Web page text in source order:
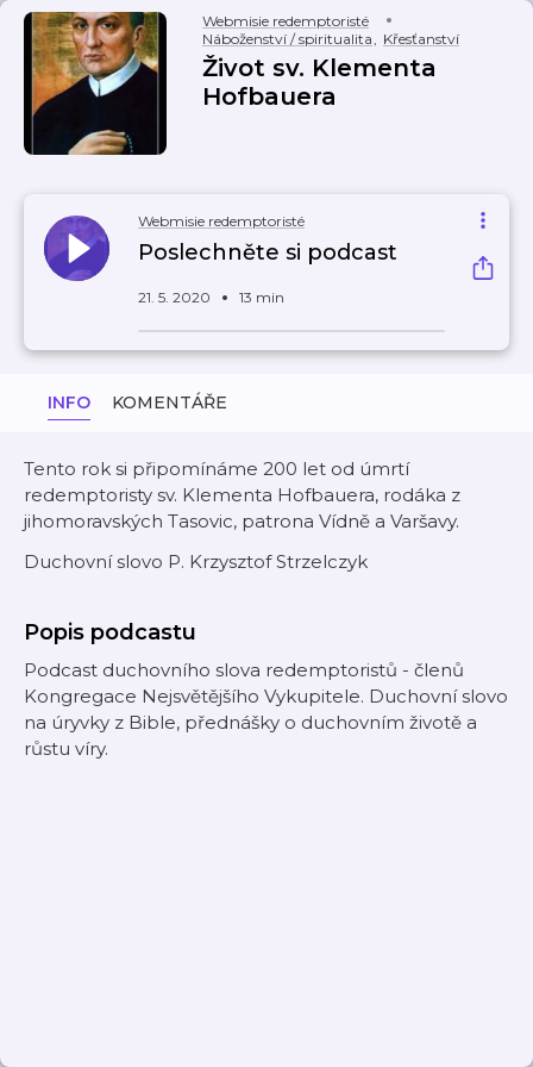
Webmisie redemptoristé
Náboženství / spiritualita, Křesťanství
Život sv. Klementa
Hofbauera
Webmisie redemptoristé
Poslechněte si podcast
21. 5. 2020 13 min
INFO KOMENTÁŘE
Tento rok si připomínáme 200 let od úmrtí
redemptoristy sv. Klementa Hofbauera, rodáka z
jihomoravských Tasovic, patrona Vídně a Varšavy.
Duchovní slovo P. Krzysztof Strzelczyk
Popis podcastu
Podcast duchovního slova redemptoristů - členů
Kongregace Nejsvětějšího Vykupitele. Duchovní slovo
na úryvky z Bible, přednášky o duchovním životě a
růstu víry.